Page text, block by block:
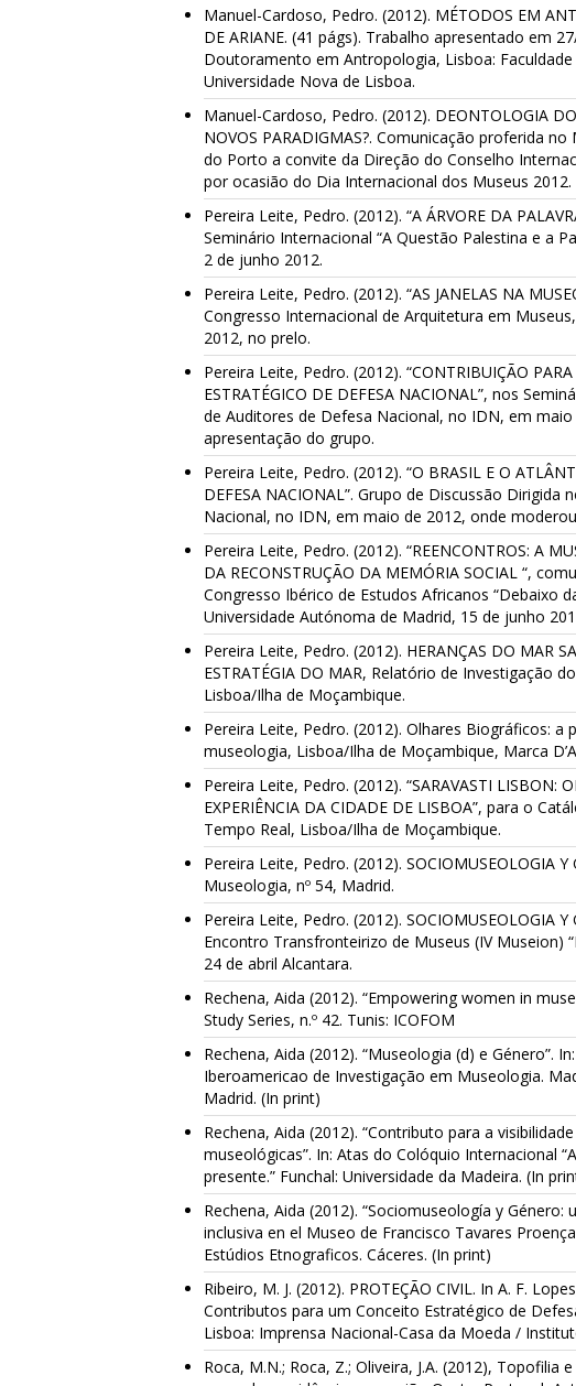
Manuel-Cardoso, Pedro. (2012). MÉTODOS EM
DE ARIANE. (41 págs). Trabalho apresentado em
Doutoramento em Antropologia, Lisboa: Faculdade
Universidade Nova de Lisboa.
Manuel-Cardoso, Pedro. (2012). DEONTOLOGIA
NOVOS PARADIGMAS?. Comunicação proferida
do Porto a convite da Direção do Conselho
por ocasião do Dia Internacional dos Museus 2012.
Pereira Leite, Pedro. (2012). “A ÁRVORE DA
Seminário Internacional “A Questão Palestina e a
2 de junho 2012.
Pereira Leite, Pedro. (2012). “AS JANELAS NA
Congresso Internacional de Arquitetura em
2012, no prelo.
Pereira Leite, Pedro. (2012). “CONTRIBUIÇÃO
ESTRATÉGICO DE DEFESA NACIONAL”, nos
de Auditores de Defesa Nacional, no IDN, em
apresentação do grupo.
Pereira Leite, Pedro. (2012). “O BRASIL E O
DEFESA NACIONAL”. Grupo de Discussão Dirigida
Nacional, no IDN, em maio de 2012, onde
Pereira Leite, Pedro. (2012). “REENCONTROS: A
DA RECONSTRUÇÃO DA MEMÓRIA SOCIAL “,
Congresso Ibérico de Estudos Africanos “Debaixo
Universidade Autónoma de Madrid, 15 de junho
Pereira Leite, Pedro. (2012). HERANÇAS DO MAR
ESTRATÉGIA DO MAR, Relatório de Investigação
Lisboa/Ilha de Moçambique.
Pereira Leite, Pedro. (2012). Olhares Biográficos: a
museologia, Lisboa/Ilha de Moçambique, Marca
Pereira Leite, Pedro. (2012). “SARAVASTI LISBON:
EXPERIÊNCIA DA CIDADE DE LISBOA”, para o
Tempo Real, Lisboa/Ilha de Moçambique.
Pereira Leite, Pedro. (2012). SOCIOMUSEOLOGIA
Museologia, nº 54, Madrid.
Pereira Leite, Pedro. (2012). SOCIOMUSEOLOGIA
Encontro Transfronteirizo de Museus (IV Museion)
24 de abril Alcantara.
Rechena, Aida (2012). “Empowering women in
Study Series, n.º 42. Tunis: ICOFOM
Rechena, Aida (2012). “Museologia (d) e Género”.
Iberoamericao de Investigação em Museologia.
Madrid. (In print)
Rechena, Aida (2012). “Contributo para a
museológicas”. In: Atas do Colóquio Internacional
presente.” Funchal: Universidade da Madeira. (In
Rechena, Aida (2012). “Sociomuseología y
inclusiva en el Museo de Francisco Tavares Proença
Estúdios Etnograficos. Cáceres. (In print)
Ribeiro, M. J. (2012). PROTEÇÃO CIVIL. In A. F.
Contributos para um Conceito Estratégico de
Lisboa: Imprensa Nacional-Casa da Moeda /
Roca, M.N.; Roca, Z.; Oliveira, J.A. (2012), Topofilia